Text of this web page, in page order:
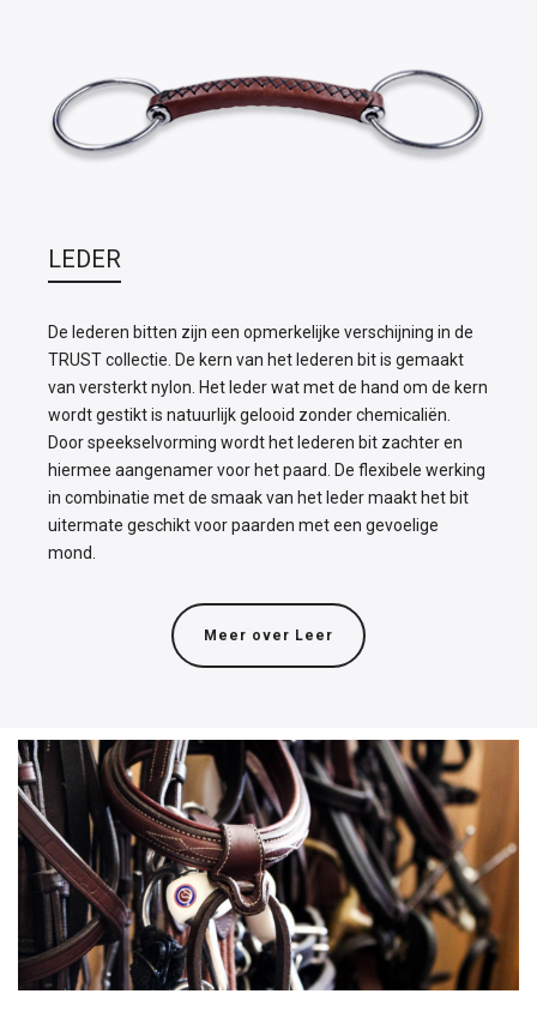
LEDER
De lederen bitten zijn een opmerkelijke verschijning in de
TRUST collectie. De kern van het lederen bit is gemaakt
van versterkt nylon. Het leder wat met de hand om de kern
wordt gestikt is natuurlijk gelooid zonder chemicaliën.
Door speekselvorming wordt het lederen bit zachter en
hiermee aangenamer voor het paard. De flexibele werking
in combinatie met de smaak van het leder maakt het bit
uitermate geschikt voor paarden met een gevoelige
mond.
Meer over Leer